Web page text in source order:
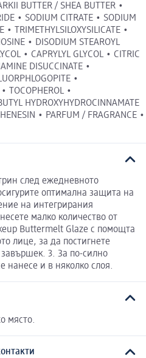
BUTTER / SHEA BUTTER •
• SODIUM CITRATE • SODIUM
• TRIMETHYLSILOXYSILICATE •
• DISODIUM STEAROYL
• CAPRYLYL GLYCOL • CITRIC
DISUCCINATE •
•
TOCOPHEROL •
HYDROXYHYDROCINNAMATE
• PARFUM / FRAGRANCE •
след ежедневното
оптимална защита на
на интегрирания
малко количество от
Buttermelt Glaze с помощта
лице, за да постигнете
3. За по-силно
нанесе и в няколко слоя.
място.